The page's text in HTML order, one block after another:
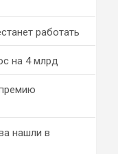
работать
на 4 млрд
нашли в